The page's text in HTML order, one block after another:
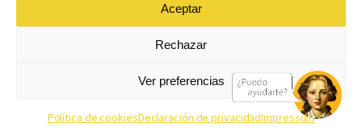
Aceptar
Rechazar
Ver preferencias
Política de cookiesDeclaración de privacidadImpressum